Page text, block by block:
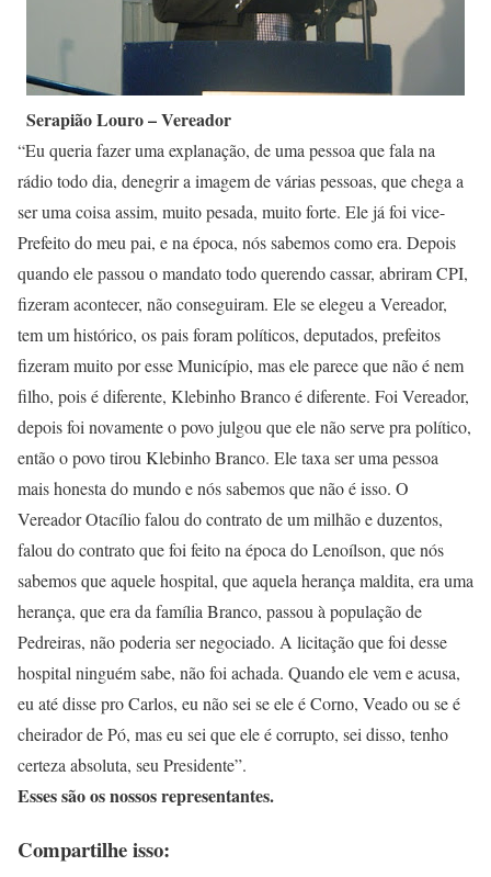
Serapião Louro – Vereador
“Eu queria fazer uma explanação, de uma pessoa que fala na
rádio todo dia, denegrir a imagem de várias pessoas, que chega a
ser uma coisa assim, muito pesada, muito forte. Ele já foi vice-
Prefeito do meu pai, e na época, nós sabemos como era. Depois
quando ele passou o mandato todo querendo cassar, abriram CPI,
fizeram acontecer, não conseguiram. Ele se elegeu a Vereador,
tem um histórico, os pais foram políticos, deputados, prefeitos
fizeram muito por esse Município, mas ele parece que não é nem
filho, pois é diferente, Klebinho Branco é diferente. Foi Vereador,
depois foi novamente o povo julgou que ele não serve pra político,
então o povo tirou Klebinho Branco. Ele taxa ser uma pessoa
mais honesta do mundo e nós sabemos que não é isso. O
Vereador Otacílio falou do contrato de um milhão e duzentos,
falou do contrato que foi feito na época do Lenoílson, que nós
sabemos que aquele hospital, que aquela herança maldita, era uma
herança, que era da família Branco, passou à população de
Pedreiras, não poderia ser negociado. A licitação que foi desse
hospital ninguém sabe, não foi achada. Quando ele vem e acusa,
eu até disse pro Carlos, eu não sei se ele é Corno, Veado ou se é
cheirador de Pó, mas eu sei que ele é corrupto, sei disso, tenho
certeza absoluta, seu Presidente”.
Esses são os nossos representantes.
Compartilhe isso: